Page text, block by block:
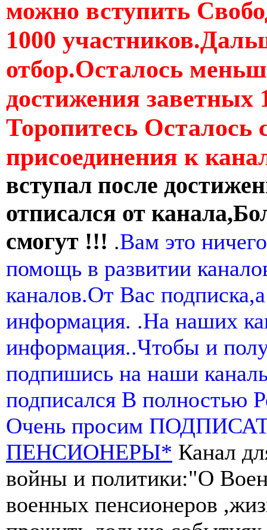
можно вступить
1000
отбор.Осталось
достижения заветных
Торопитесь Осталось
присоединения к
вступал после
отписался от
смогут !!! .Вам это
помощь в развитии
каналов.От Вас
информация. .На наших
информация..Чтобы и
подпишись на наши
подписался В полностью
Очень просим
ПЕНСИОНЕРЫ* Канал
войны и политики:"О
военных пенсионеров